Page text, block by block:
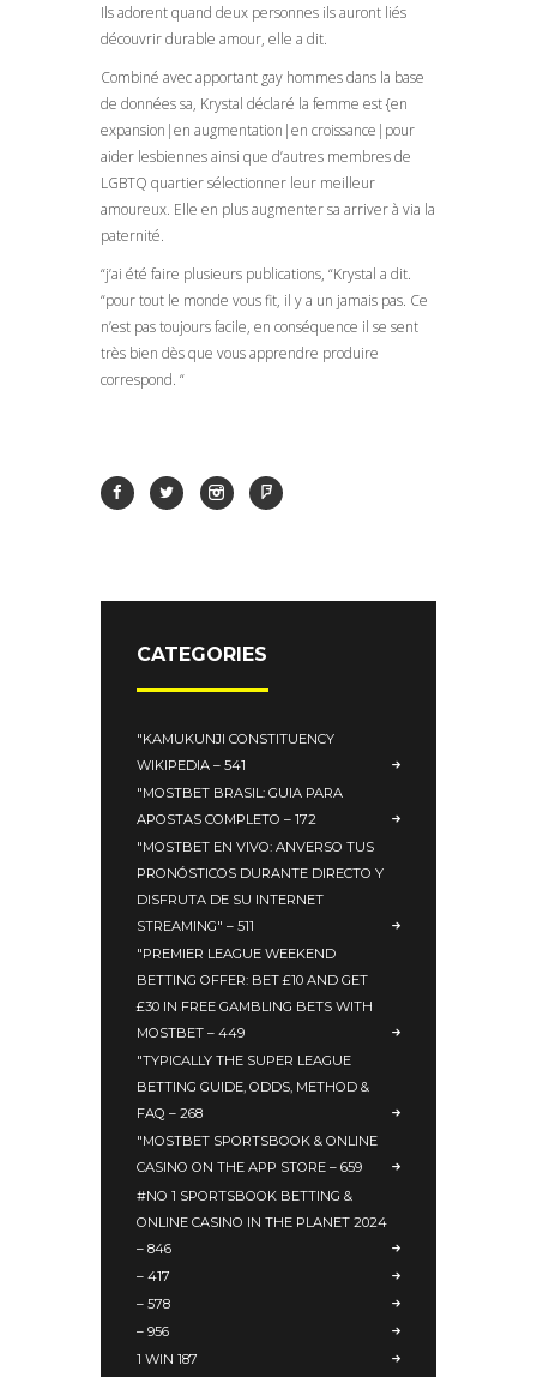
Ils adorent quand deux personnes ils auront liés
découvrir durable amour, elle a dit.
Combiné avec apportant gay hommes dans la base
de données sa, Krystal déclaré la femme est {en
expansion|en augmentation|en croissance|pour
aider lesbiennes ainsi que d’autres membres de
LGBTQ quartier sélectionner leur meilleur
amoureux. Elle en plus augmenter sa arriver à via la
paternité.
“j’ai été faire plusieurs publications, “Krystal a dit.
“pour tout le monde vous fit, il y a un jamais pas. Ce
n’est pas toujours facile, en conséquence il se sent
très bien dès que vous apprendre produire
correspond. “
CATEGORIES
"KAMUKUNJI CONSTITUENCY
WIKIPEDIA – 541
"MOSTBET BRASIL: GUIA PARA
APOSTAS COMPLETO – 172
"MOSTBET EN VIVO: ANVERSO TUS
PRONÓSTICOS DURANTE DIRECTO Y
DISFRUTA DE SU INTERNET
STREAMING" – 511
"PREMIER LEAGUE WEEKEND
BETTING OFFER: BET £10 AND GET
£30 IN FREE GAMBLING BETS WITH
MOSTBET – 449
"TYPICALLY THE SUPER LEAGUE
BETTING GUIDE, ODDS, METHOD &
FAQ – 268
"‎MOSTBET SPORTSBOOK & ONLINE
CASINO ON THE APP STORE – 659
#NO 1 SPORTSBOOK BETTING &
ONLINE CASINO IN THE PLANET 2024
– 846
– 417
– 578
– 956
1 WIN 187